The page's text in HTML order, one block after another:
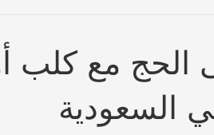
الحج مع كلب
السعودية